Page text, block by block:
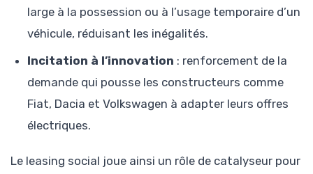
large à la possession ou à l’usage temporaire d’un
véhicule, réduisant les inégalités.
Incitation à l’innovation : renforcement de la
demande qui pousse les constructeurs comme
Fiat, Dacia et Volkswagen à adapter leurs offres
électriques.
Le leasing social joue ainsi un rôle de catalyseur pour